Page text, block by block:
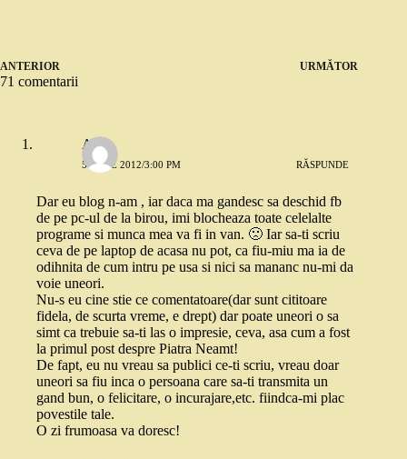
ANTERIOR URMĂTOR
71 comentarii
Alex
5 IULIE 2012/3:00 PM RĂSPUNDE
Dar eu blog n-am , iar daca ma gandesc sa deschid fb
de pe pc-ul de la birou, imi blocheaza toate celelalte
programe si munca mea va fi in van. 🙁 Iar sa-ti scriu
ceva de pe laptop de acasa nu pot, ca fiu-miu ma ia de
odihnita de cum intru pe usa si nici sa mananc nu-mi da
voie uneori.
Nu-s eu cine stie ce comentatoare(dar sunt cititoare
fidela, de scurta vreme, e drept) dar poate uneori o sa
simt ca trebuie sa-ti las o impresie, ceva, asa cum a fost
la primul post despre Piatra Neamt!
De fapt, eu nu vreau sa publici ce-ti scriu, vreau doar
uneori sa fiu inca o persoana care sa-ti transmita un
gand bun, o felicitare, o incurajare,etc. fiindca-mi plac
povestile tale.
O zi frumoasa va doresc!